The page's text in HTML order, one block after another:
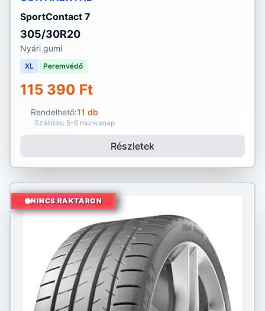
SportContact 7
305/30R20
Nyári gumi
XL Peremvédő
115 390 Ft
Rendelhető:11 db
Szállítás: 5-6 munkanap
Részletek
NINCS RAKTÁRON